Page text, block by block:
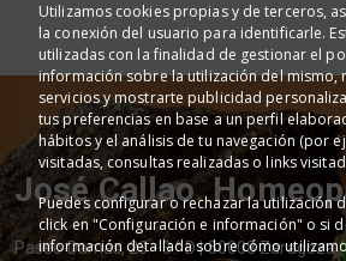
Utilizamos cookies propias y de terceros,
la conexión del usuario para identificarle.
utilizadas con la finalidad de gestionar el
información sobre la utilización del mismo,
servicios y mostrarte publicidad
tus preferencias en base a un perfil
hábitos y el análisis de tu navegación (por
visitadas, consultas realizadas o links
Puedes configurar o rechazar la utilización
click en "Configuración e información" o si
información detallada sobre cómo
José Callao.
Paseo Damas, 23 - 3.° D | 50008 Zaragoza